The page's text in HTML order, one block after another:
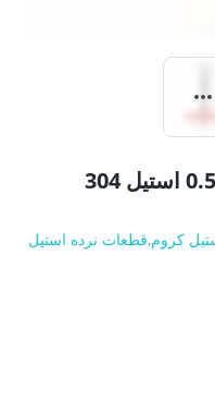
کروم,قطعات نرده استیل